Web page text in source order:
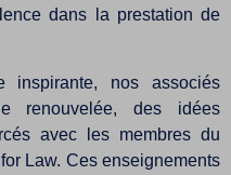
dans la prestation de
inspirante, nos associés
renouvelée, des idées
avec les membres du
Law. Ces enseignements